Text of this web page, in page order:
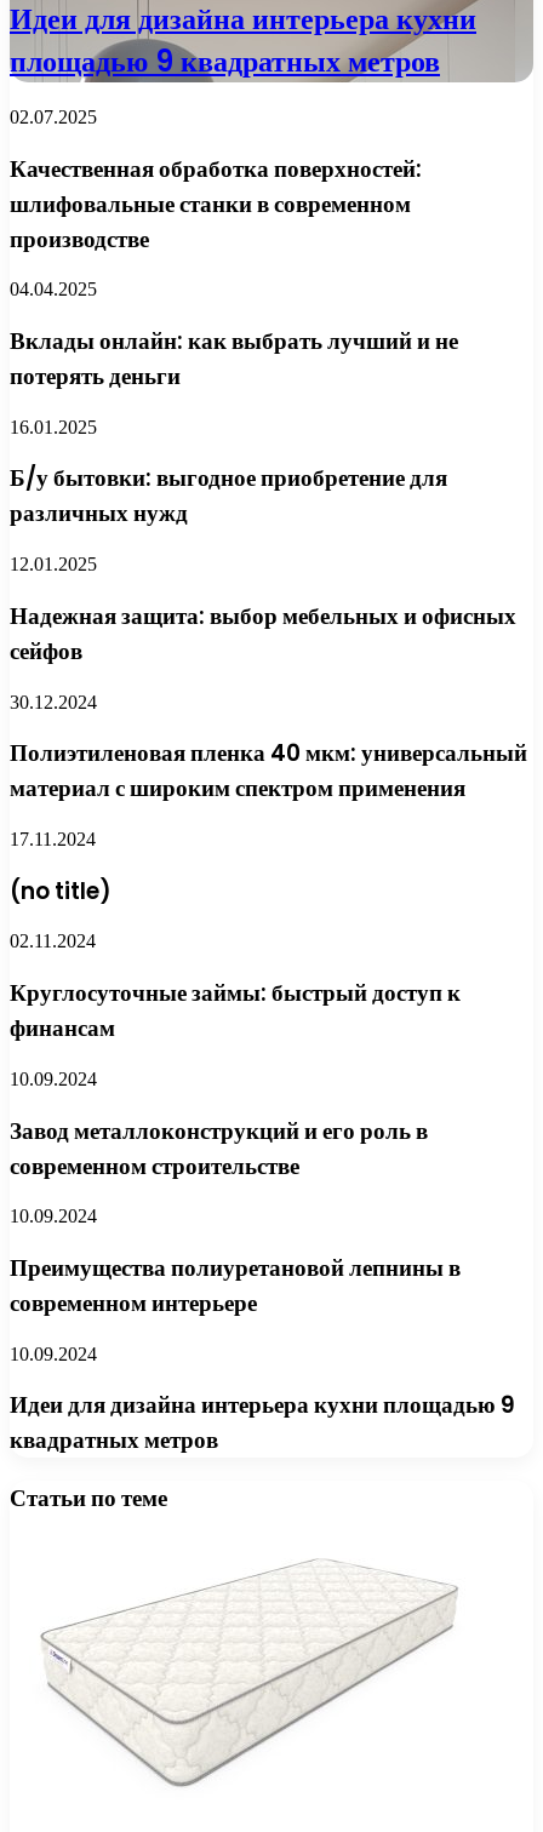
Идеи для дизайна интерьера кухни
площадью 9 квадратных метров
02.07.2025
Качественная обработка поверхностей:
шлифовальные станки в современном
производстве
04.04.2025
Вклады онлайн: как выбрать лучший и не
потерять деньги
16.01.2025
Б/у бытовки: выгодное приобретение для
различных нужд
12.01.2025
Надежная защита: выбор мебельных и офисных
сейфов
30.12.2024
Полиэтиленовая пленка 40 мкм: универсальный
материал с широким спектром применения
17.11.2024
(no title)
02.11.2024
Круглосуточные займы: быстрый доступ к
финансам
10.09.2024
Завод металлоконструкций и его роль в
современном строительстве
10.09.2024
Преимущества полиуретановой лепнины в
современном интерьере
10.09.2024
Идеи для дизайна интерьера кухни площадью 9
квадратных метров
Статьи по теме